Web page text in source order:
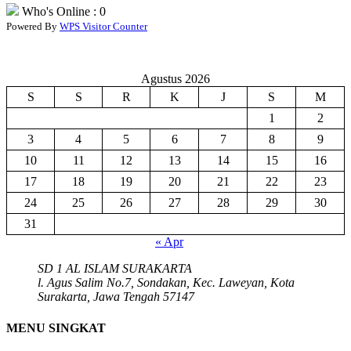
Who's Online : 0
Powered By WPS Visitor Counter
Agustus 2026
S
S R K J S
M
1
2
3
4 5 6 7 8
9
10
11 12 13 14 15
16
17
18 19 20 21 22
23
24
25 26 27 28 29
30
31
« Apr
SD 1 AL ISLAM SURAKARTA
l. Agus Salim No.7, Sondakan, Kec. Laweyan, Kota
Surakarta, Jawa Tengah 57147
MENU SINGKAT